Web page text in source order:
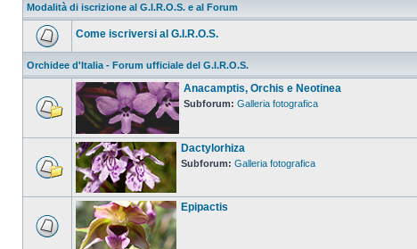
Modalità di iscrizione al G.I.R.O.S. e al Forum
Come iscriversi al G.I.R.O.S.
Orchidee d'Italia - Forum ufficiale del G.I.R.O.S.
Anacamptis, Orchis e Neotinea
Subforum: Galleria fotografica
Dactylorhiza
Subforum: Galleria fotografica
Epipactis